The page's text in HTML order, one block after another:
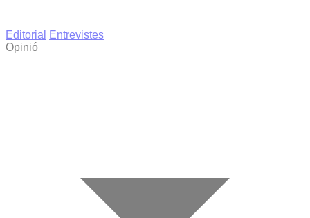
Editorial
Entrevistes
Opinió